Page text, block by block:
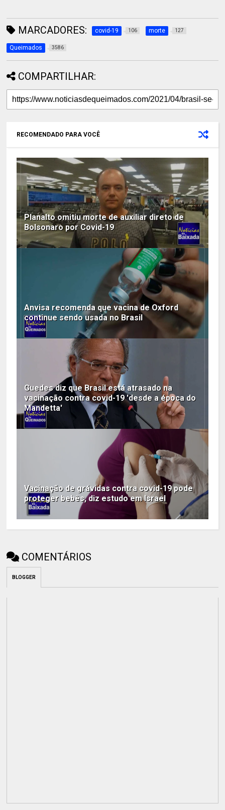
MARCADORES: covid-19 106 morte 127
Queimados 3586
COMPARTILHAR:
RECOMENDADO PARA VOCÊ
Planalto omitiu morte de auxiliar direto de
Bolsonaro por Covid-19
Anvisa recomenda que vacina de Oxford
continue sendo usada no Brasil
Guedes diz que Brasil está atrasado na
vacinação contra covid-19 'desde a época do
Mandetta'
Vacinação de grávidas contra covid-19 pode
proteger bebês, diz estudo em Israel
COMENTÁRIOS
BLOGGER